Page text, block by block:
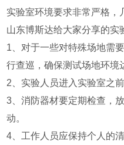
实验室环境要求非常严格，
山东博斯达给大家分享的实
1、对于一些对特殊场地需
行查巡，确保测试场地环境
2、实验人员进入实验室之
3、消防器材要定期检查，
动。
4、工作人员应保持个人的